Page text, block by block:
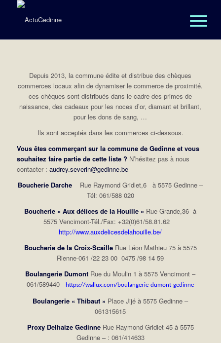
Depuis 2013, la commune édite et distribue des chèques
commerces locaux afin de dynamiser le commerce de proximité.
ces chèques sont distribués dans le cadre des primes de
naissance, des cadeaux pour les noces d’or, diamant et brillant,
pour les dons de sang, …
Ils sont acceptés dans les commerces ci-dessous.
Vous êtes commerçant sur la commune de Gedinne et vous
souhaitez faire partie de cette liste ? N’hésitez pas à nous
contacter : audrey.severin@gedinne.be
Boucherie Darche
Rue Raymond Gridlet,6 à 5575 Gedinne –
Tél: 061/588 020
Boucherie « Aux délices de la Houille » Rue Grande,36 à
5575 Vencimont-Tél./Fax: +32(0)61/58.81.62
http://www.auxdelicesdelahouille.be/
Boucherie de la Croix-Scaille Rue Léon Mathieu 75 à 5575
Rienne-061 /22 23 00 0475 /98 14 59
Boulangerie Dumont Rue du Moulin 1 à 5575 Vencimont –
061/589440
https://wallux.com/boulangerie-dumont-gedinne
Boulangerie « Thibaut » Place Jijé à 5575 Gedinne –
061315615
Proxy Delhaize Gedinne Rue Raymond Gridlet 45 à 5575
Gedinne – : 061/414633